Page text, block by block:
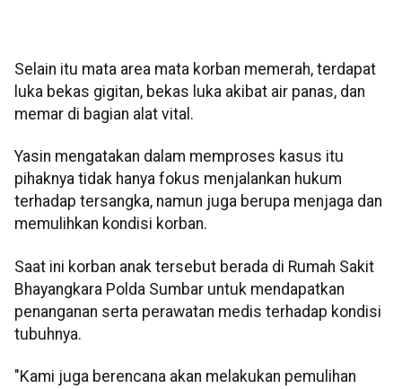
Selain itu mata area mata korban memerah, terdapat
luka bekas gigitan, bekas luka akibat air panas, dan
memar di bagian alat vital.
Yasin mengatakan dalam memproses kasus itu
pihaknya tidak hanya fokus menjalankan hukum
terhadap tersangka, namun juga berupa menjaga dan
memulihkan kondisi korban.
Saat ini korban anak tersebut berada di Rumah Sakit
Bhayangkara Polda Sumbar untuk mendapatkan
penanganan serta perawatan medis terhadap kondisi
tubuhnya.
"Kami juga berencana akan melakukan pemulihan